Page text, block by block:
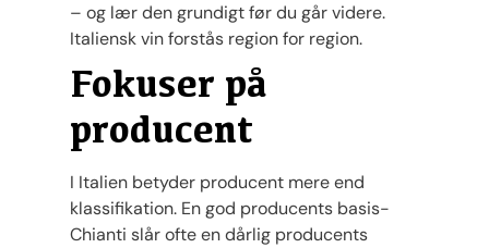
– og lær den grundigt før du går videre.
Italiensk vin forstås region for region.
Fokuser på
producent
I Italien betyder producent mere end
klassifikation. En god producents basis-
Chianti slår ofte en dårlig producents